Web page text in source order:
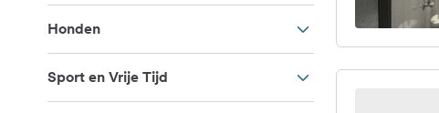
Honden
Sport en Vrije Tijd